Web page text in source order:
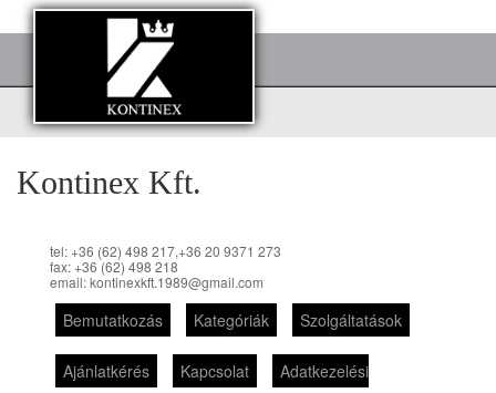
Kontinex Kft.
tel: +36 (62) 498 217,+36 20 9371 273
fax: +36 (62) 498 218
email: kontinexkft.1989@gmail.com
Bemutatkozás Kategóriák Szolgáltatások
Ajánlatkérés Kapcsolat Adatkezelési